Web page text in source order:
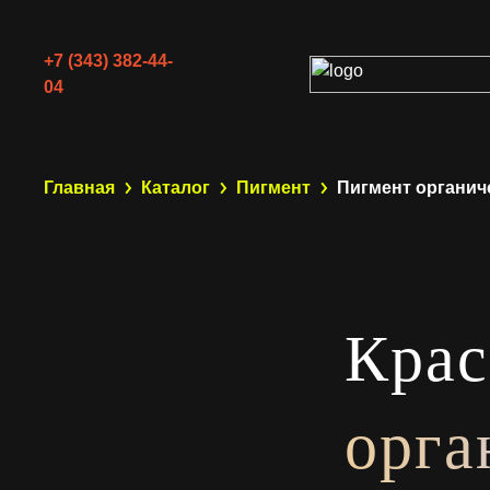
+7 (343) 382-44-
04
Главная Каталог Пигмент Пигмент